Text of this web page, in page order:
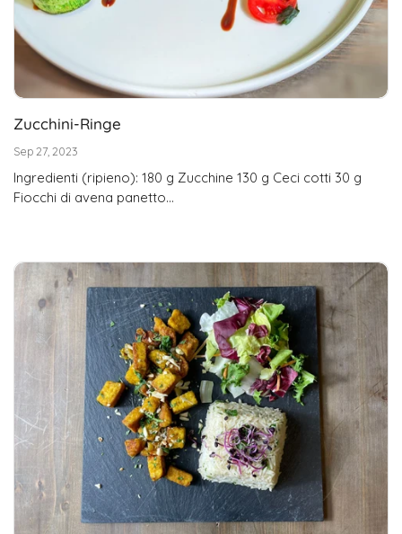
Zucchini-Ringe
Sep 27, 2023
Ingredienti (ripieno): 180 g Zucchine 130 g Ceci cotti 30 g
Fiocchi di avena panetto...